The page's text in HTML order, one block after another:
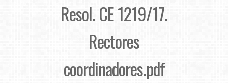
Resol. CE 1219/17.
Rectores
coordinadores.pdf